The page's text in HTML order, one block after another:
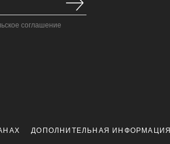
соглашение
ДОПОЛНИТЕЛЬНАЯ ИНФОРМАЦИЯ